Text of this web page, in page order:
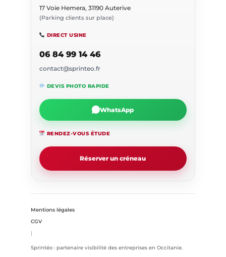
17 Voie Hemera, 31190 Auterive
(Parking clients sur place)
DIRECT USINE
06 84 99 14 46
contact@sprinteo.fr
DEVIS PHOTO RAPIDE
WhatsApp
RENDEZ-VOUS ÉTUDE
Réserver un créneau
Mentions légales
CGV
|
Sprintéo : partenaire visibilité des entreprises en Occitanie.